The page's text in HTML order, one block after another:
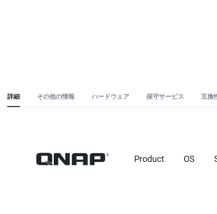
詳細 その他の情報 ハードウェア 保守サービス 互換